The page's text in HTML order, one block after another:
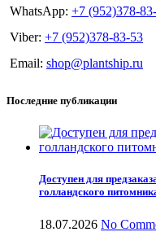
WhatsApp: +7 (952)378-
Viber: +7 (952)378-83-53
Email: shop@plantship.ru
Последние публикации
Доступен для
голландского
18.07.2026 No